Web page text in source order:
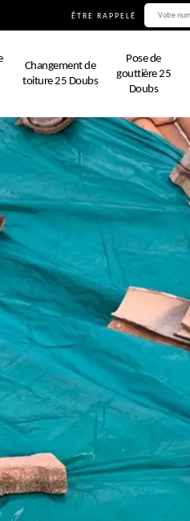
ÊTRE RAPPELÉ
Changement de
toiture 25 Doubs
Pose de
gouttière 25
Doubs